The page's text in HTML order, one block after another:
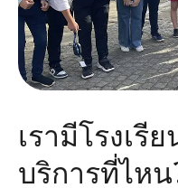
เรามีโรงเรี
บริการที่ไหน